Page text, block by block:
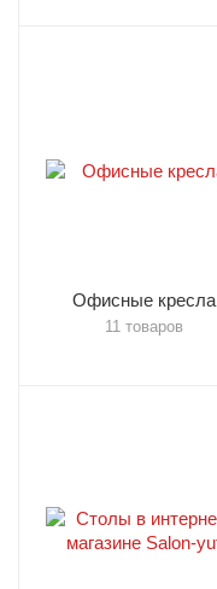
Офисные кресла
11 товаров